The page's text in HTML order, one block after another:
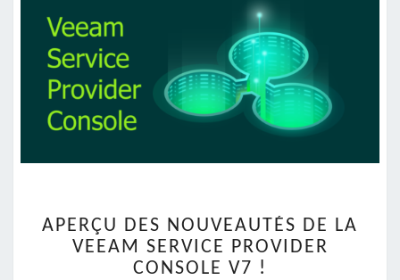
DES
NOUVEAUTÉS
DE
APERÇU DES NOUVEAUTÉS DE LA
VEEAM SERVICE PROVIDER
CONSOLE V7 !